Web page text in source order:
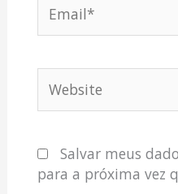
Salvar meus
para a próxima vez